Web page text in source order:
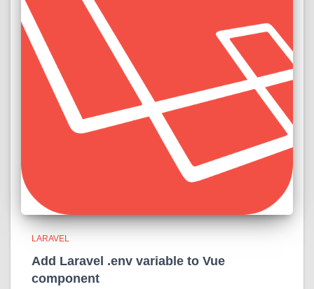
LARAVEL
Add Laravel .env variable to Vue
component